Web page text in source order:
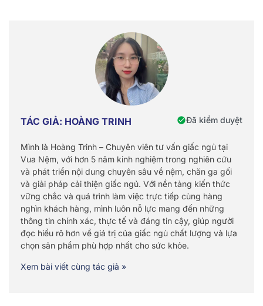
TÁC GIẢ: HOÀNG TRINH Đã kiểm duyệt
Mình là Hoàng Trinh – Chuyên viên tư vấn giấc ngủ tại
Vua Nệm, với hơn 5 năm kinh nghiệm trong nghiên cứu
và phát triển nội dung chuyên sâu về nệm, chăn ga gối
và giải pháp cải thiện giấc ngủ. Với nền tảng kiến thức
vững chắc và quá trình làm việc trực tiếp cùng hàng
nghìn khách hàng, mình luôn nỗ lực mang đến những
thông tin chính xác, thực tế và đáng tin cậy, giúp người
đọc hiểu rõ hơn về giá trị của giấc ngủ chất lượng và lựa
chọn sản phẩm phù hợp nhất cho sức khỏe.
Xem bài viết cùng tác giả »